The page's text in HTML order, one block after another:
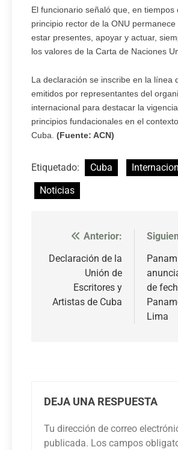
El funcionario señaló que, en tiempos
principio rector de la ONU permanece
estar presentes, apoyar y actuar,
los valores de la Carta de Naciones
La declaración se inscribe en la línea
emitidos por representantes del
internacional para destacar la
principios fundacionales en el
Cuba. (Fuente: ACN)
Etiquetado: Cuba
Noticias
Navegación
de
entradas
Anterior:
Declaración de la
Unión de
Escritores y
Artistas de Cuba
de
Lima
DEJA UNA RESPUESTA
Tu dirección de correo
publicada. Los campos